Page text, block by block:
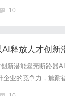
品的营养组分专业
营养组分，全面呵
10
AI释放人才创新
新潜能塑壳断路器
业的竞争力，施耐
来的人才挑战，工